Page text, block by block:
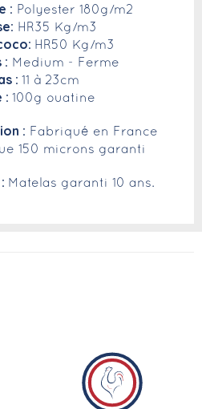
: Polyester 180g/m2
HR35 Kg/m3
HR50 Kg/m3
: Medium - Ferme
: 11 à 23cm
:
100g ouatine
: Fabriqué en France
150 microns garanti
Matelas garanti 10 ans.